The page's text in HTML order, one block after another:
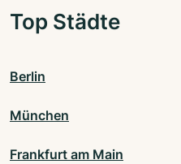
Top Städte
Berlin
München
Frankfurt am Main